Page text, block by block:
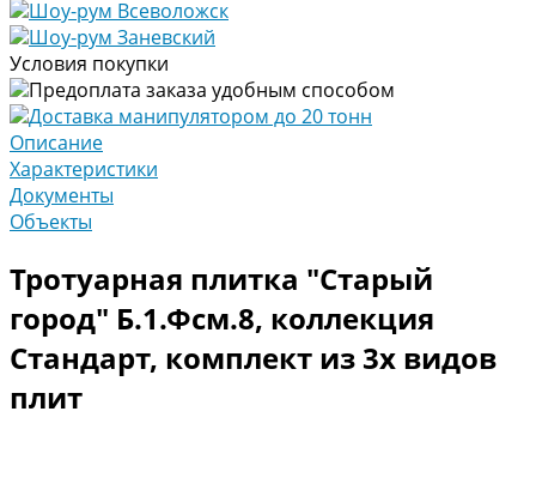
Шоу-рум Всеволожск
Шоу-рум Заневский
Условия покупки
Предоплата заказа удобным способом
Доставка манипулятором до 20 тонн
Описание
Характеристики
Документы
Объекты
Тротуарная плитка "Старый
город" Б.1.Фсм.8, коллекция
Стандарт, комплект из 3х видов
плит